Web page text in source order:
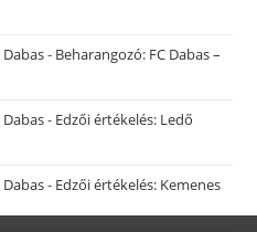
- Beharangozó: FC Dabas –
- Edzői értékelés: Ledő
- Edzői értékelés: Kemenes